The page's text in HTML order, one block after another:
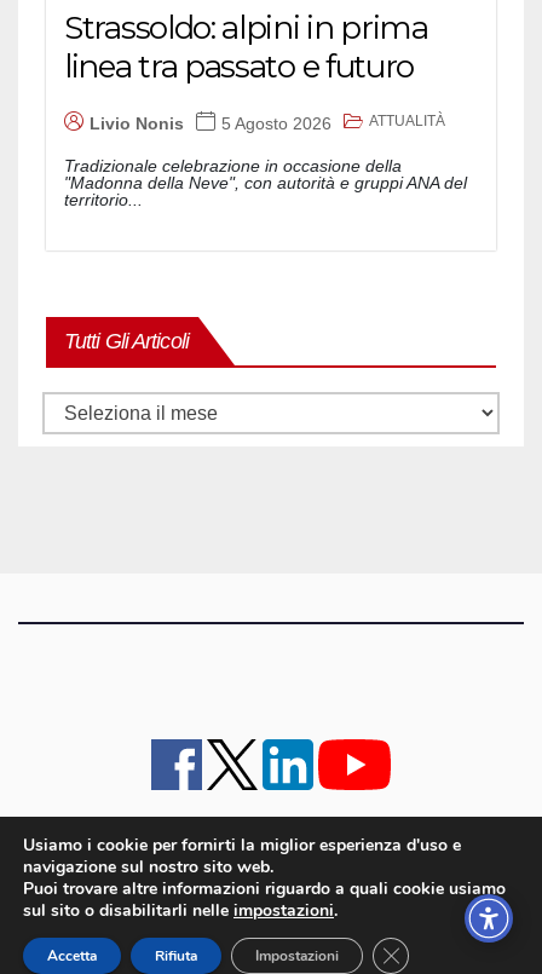
Strassoldo: alpini in prima
linea tra passato e futuro
Livio Nonis 5 Agosto 2026 ATTUALITÀ
Tradizionale celebrazione in occasione della
"Madonna della Neve", con autorità e gruppi ANA del
territorio...
Tutti Gli Articoli
Tutti
iMagazine · contatti e staff · lavora con noi
Cookie policy UE
iMagazine è un marchio di proprietà di Goliardica Editrice redazione in via Aquileia 64a,
Bagnaria Arsa (UD) - P.iva 00559050315
Usiamo i cookie per fornirti la miglior esperienza d'uso e
navigazione sul nostro sito web.
Puoi trovare altre informazioni riguardo a quali cookie usiamo
sul sito o disabilitarli nelle impostazioni.
Accetta Rifiuta Impostazioni Close GDPR